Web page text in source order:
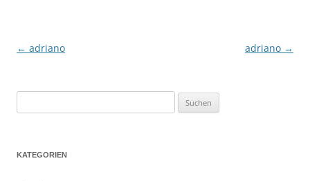
Beitragsnavigation
← adriano adriano →
nach:
KATEGORIEN